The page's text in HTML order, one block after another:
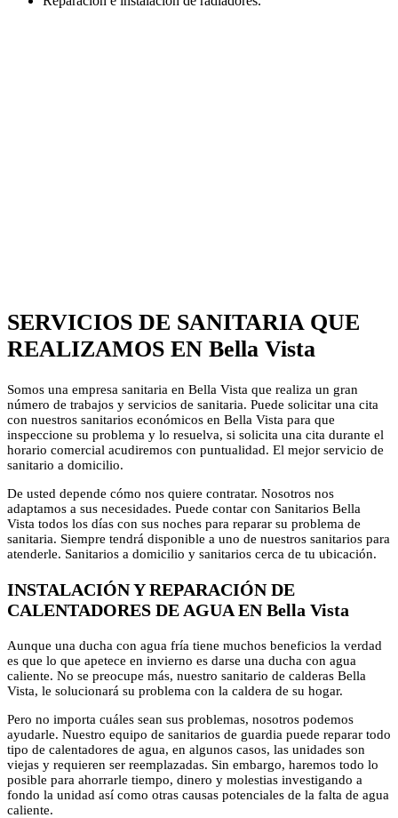
SERVICIOS DE SANITARIA QUE
REALIZAMOS EN Bella Vista
Somos una empresa sanitaria en Bella Vista que realiza un gran
número de trabajos y servicios de sanitaria. Puede solicitar una cita
con nuestros sanitarios económicos en Bella Vista para que
inspeccione su problema y lo resuelva, si solicita una cita durante el
horario comercial acudiremos con puntualidad. El mejor servicio de
sanitario a domicilio.
De usted depende cómo nos quiere contratar. Nosotros nos
adaptamos a sus necesidades. Puede contar con Sanitarios Bella
Vista todos los días con sus noches para reparar su problema de
sanitaria. Siempre tendrá disponible a uno de nuestros sanitarios para
atenderle. Sanitarios a domicilio y sanitarios cerca de tu ubicación.
INSTALACIÓN Y REPARACIÓN DE
CALENTADORES DE AGUA EN Bella Vista
Aunque una ducha con agua fría tiene muchos beneficios la verdad
es que lo que apetece en invierno es darse una ducha con agua
caliente. No se preocupe más, nuestro sanitario de calderas Bella
Vista, le solucionará su problema con la caldera de su hogar.
Pero no importa cuáles sean sus problemas, nosotros podemos
ayudarle. Nuestro equipo de sanitarios de guardia puede reparar todo
tipo de calentadores de agua, en algunos casos, las unidades son
viejas y requieren ser reemplazadas. Sin embargo, haremos todo lo
posible para ahorrarle tiempo, dinero y molestias investigando a
fondo la unidad así como otras causas potenciales de la falta de agua
caliente.